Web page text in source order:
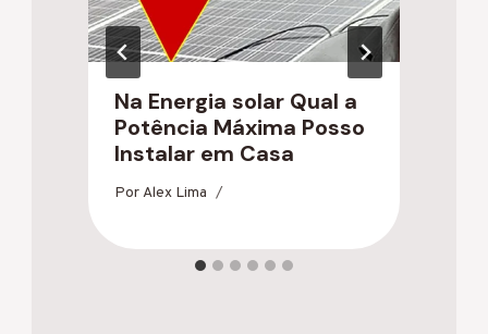
Na Energia solar Qual a
Potência Máxima Posso
Instalar em Casa
Por Alex Lima